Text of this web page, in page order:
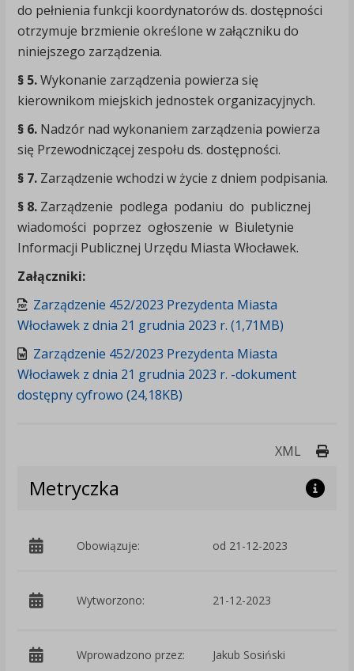
do pełnienia funkcji koordynatorów ds. dostępności
otrzymuje brzmienie określone w załączniku do
niniejszego zarządzenia.
§ 5.Wykonanie zarządzenia powierza się
kierownikom miejskich jednostek organizacyjnych.
§ 6.Nadzór nad wykonaniem zarządzenia powierza
się Przewodniczącej zespołu ds. dostępności.
§ 7.Zarządzenie wchodzi w życie z dniem podpisania.
§ 8.Zarządzenie podlega podaniu do publicznej
wiadomości poprzez ogłoszenie w Biuletynie
Informacji Publicznej Urzędu Miasta Włocławek.
Załączniki:
Zarządzenie 452/2023 Prezydenta Miasta
Włocławek z dnia 21 grudnia 2023 r. (1,71MB)
Zarządzenie 452/2023 Prezydenta Miasta
Włocławek z dnia 21 grudnia 2023 r. -dokument
dostępny cyfrowo (24,18KB)
XML
Metryczka
Obowiązuje: od 21-12-2023
Wytworzono: 21-12-2023
Wprowadzono przez: Jakub Sosiński